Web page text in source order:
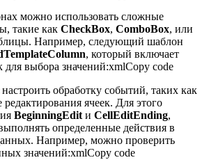
можно использовать сложные
такие как CheckBox, ComboBox, или
Например, следующий шаблон
, который включает
выбора значений:xmlCopy code
обработку событий, таких как
ячеек. Для этого
BeginningEdit и CellEditEnding,
определенные действия в
Например, можно проверить
значений:xmlCopy code